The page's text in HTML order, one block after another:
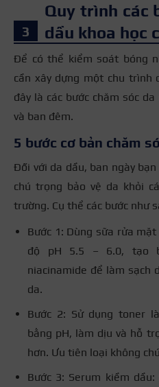
Quy trình các
dầu khoa học
Để có thể kiểm soát bóng
cần xây dựng một chu trình
đây là các bước chăm sóc
và ban đêm.
5 bước cơ bản chăm
Đối với da dầu, ban ngày
chú trọng bảo vệ da khỏi
trường. Cụ thể các bước như
Bước 1: Dùng sữa rửa
độ pH 5.5 – 6.0, tạo
niacinamide để làm sạch
da.
Bước 2: Sử dụng toner
bằng pH, làm dịu và hỗ
hơn. Ưu tiên loại không
Bước 3: Serum kiềm